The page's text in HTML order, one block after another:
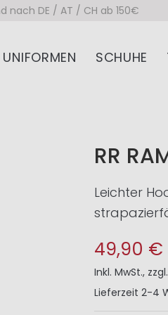
nach DE / AT / CH ab 150€
UNIFORMEN SCHUHE
RR
Leichter
49,90 €
Inkl. MwSt.,
Lieferzeit 2-4